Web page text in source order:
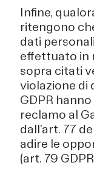
Infine,
ritengono
dati
effettuato in
sopra citati
violazione di
GDPR
reclamo al
dall'art. 77
adire le
(art. 79